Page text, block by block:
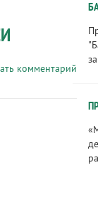
комментарий